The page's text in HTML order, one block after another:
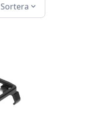
Sortera expand_more